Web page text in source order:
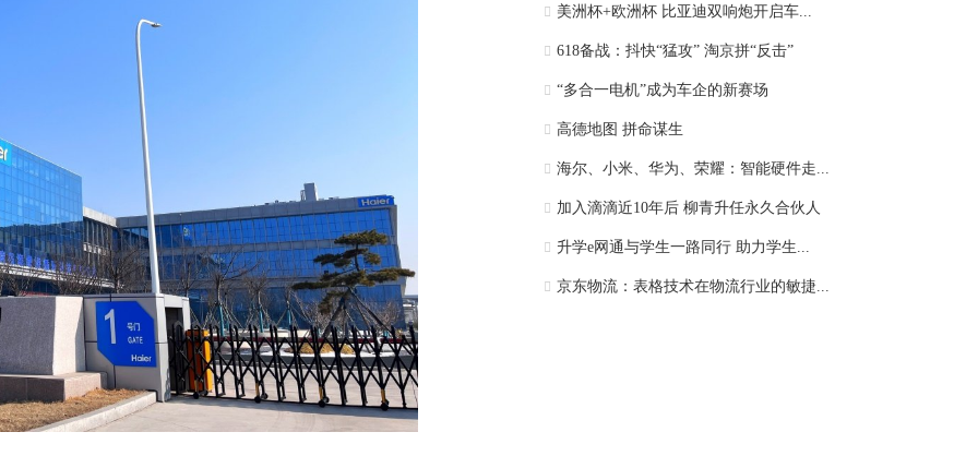
美洲杯+欧洲杯 比亚迪双响炮开启车...
618备战：抖快“猛攻” 淘京拼“反击”
“多合一电机”成为车企的新赛场
高德地图 拼命谋生
海尔、小米、华为、荣耀：智能硬件走...
加入滴滴近10年后 柳青升任永久合伙人
升学e网通与学生一路同行 助力学生...
京东物流：表格技术在物流行业的敏捷...